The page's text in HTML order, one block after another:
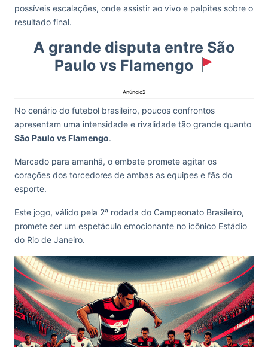
possíveis escalações, onde assistir ao vivo e palpites sobre o
resultado final.
A grande disputa entre São
Paulo vs Flamengo
Anúncio2
No cenário do futebol brasileiro, poucos confrontos
apresentam uma intensidade e rivalidade tão grande quanto
São Paulo vs Flamengo.
Marcado para amanhã, o embate promete agitar os
corações dos torcedores de ambas as equipes e fãs do
esporte.
Este jogo, válido pela 2ª rodada do Campeonato Brasileiro,
promete ser um espetáculo emocionante no icônico Estádio
do Rio de Janeiro.